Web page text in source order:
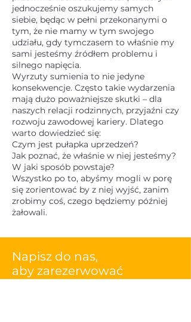
jednocześnie oszukujemy samych
siebie, będąc w pełni przekonanymi o
tym, że nie mamy w tym swojego
udziału, gdy tymczasem to właśnie my
sami jesteśmy źródłem problemu i
silnego napięcia.
Wyrzuty sumienia to nie jedyne
konsekwencje. Często takie wydarzenia
mają dużo poważniejsze skutki – dla
naszych relacji rodzinnych, przyjaźni czy
rozwoju zawodowej kariery. Dlatego
warto dowiedzieć się:
Czym jest pułapka uprzedzeń?
Jak poznać, że właśnie w niej jesteśmy?
W jaki sposób powstaje?
Wszystko po to, abyśmy mogli w porę
się zorientować by z niej wyjść, zanim
zrobimy coś, czego będziemy później
żałowali.
Napisz do nas,
aby zarezerwować